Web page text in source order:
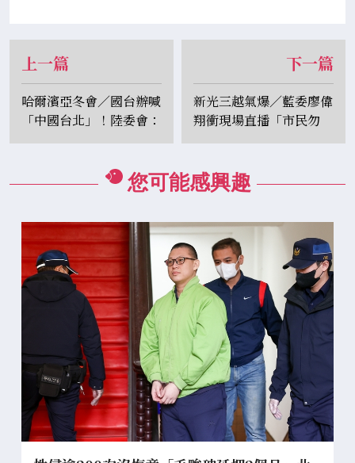
上一篇
哈爾濱亞冬會／國台辦喊
「中國台北」！陸委會：
違反「奧會模式」、企圖
下一篇
新光三越氣爆／藍委廖偉
翔衝現場直播「市民勿
近」！網怒轟：作秀添亂
您可能感興趣